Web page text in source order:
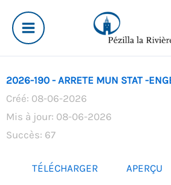
contenu
2026-190 - ARRETE MUN STAT -
Créé: 08-06-2026
Mis à jour: 08-06-2026
Succès: 67
TÉLÉCHARGER APERÇU